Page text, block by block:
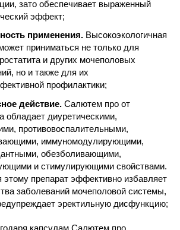
зато обеспечивает выраженный
эффект;
применения. Высокоэкологичная
приниматься не только для
и других мочеполовых
но и также для их
профилактики;
действие. Салютем про от
обладает диуретическими,
противовоспалительными,
иммуномодулирующими,
обезболивающими,
и стимулирующими свойствами.
этому препарат эффективно избавляет
заболеваний мочеполовой системы,
эректильную дисфункцию;